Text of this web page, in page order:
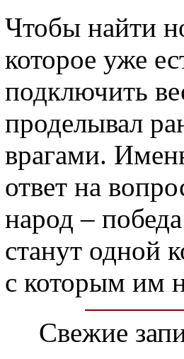
Чтобы найти
которое уже
подключить
проделывал
врагами.
ответ на
народ –
станут одной
с которым им
Свежие